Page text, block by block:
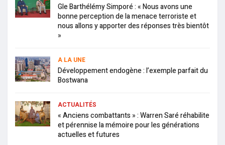
Gle Barthélémy Simporé : « Nous avons une
bonne perception de la menace terroriste et
nous allons y apporter des réponses très bientôt
»
A LA UNE
Développement endogène : l’exemple parfait du
Bostwana
ACTUALITÉS
« Anciens combattants » : Warren Saré réhabilite
et pérennise la mémoire pour les générations
actuelles et futures